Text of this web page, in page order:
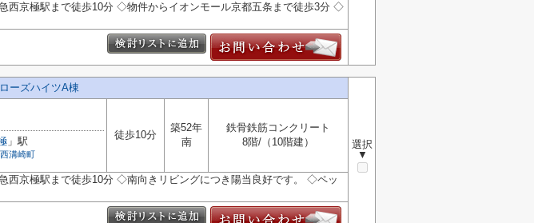
西京極駅まで徒歩10分 ◇物件からイオンモール京都五条まで徒歩3分 ◇
ーズハイツA棟
選択
▼
」駅
溝崎町
徒歩10分
築52年
南
鉄骨鉄筋コンクリート
8階/（10階建）
西京極駅まで徒歩10分 ◇南向きリビングにつき陽当良好です。 ◇ペッ